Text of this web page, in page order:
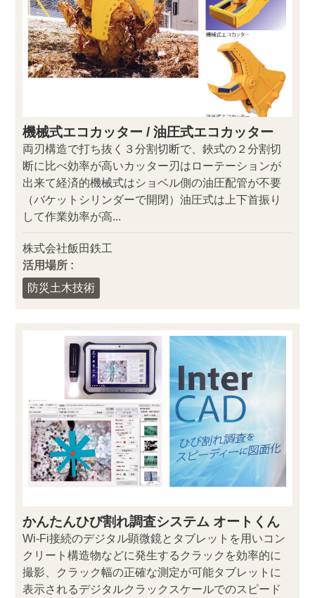
機械式エコカッター / 油圧式エコカッター
両刃構造で打ち抜く３分割切断で、鋏式の２分割切
断に比べ効率が高いカッター刃はローテーションが
出来て経済的機械式はショベル側の油圧配管が不要
（バケットシリンダーで開閉）油圧式は上下首振り
して作業効率が高...
株式会社飯田鉄工
活用場所 :
防災土木技術
かんたんひび割れ調査システム オートくん
Wi-Fi接続のデジタル顕微鏡とタブレットを用いコン
クリート構造物などに発生するクラックを効率的に
撮影、クラック幅の正確な測定が可能タブレットに
表示されるデジタルクラックスケールでのスピード